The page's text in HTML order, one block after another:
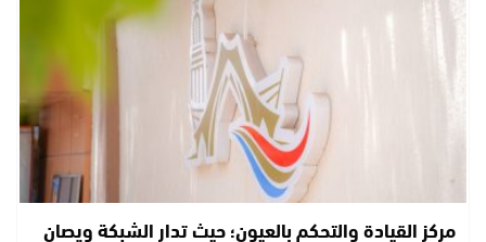
مركز القيادة والتحكم بالعيون؛ حيث تدار الشبكة ويصان